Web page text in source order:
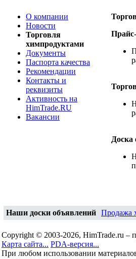
О компании
Новости
Торговля
химпродуктами
Документы
Паспорта качества
Рекомендации
Контакты и
реквизиты
Активность на
HimTrade.RU
Вакансии
Доска
Наши доски объявлений Продажа
Copyright © 2003-2026, HimTrade.ru –
Карта сайта... PDA-версия...
При любом использовании